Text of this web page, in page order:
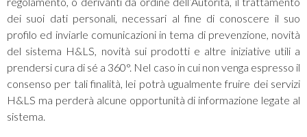
dei suoi dati personali, necessari al fine di conoscere il suo
profilo ed inviarle comunicazioni in tema di prevenzione, novità
del sistema H&LS, novità sui prodotti e altre iniziative utili a
prendersi cura di sé a 360°. Nel caso in cui non venga espresso il
consenso per tali finalità, lei potrà ugualmente fruire dei servizi
H&LS ma perderà alcune opportunità di informazione legate al
sistema.